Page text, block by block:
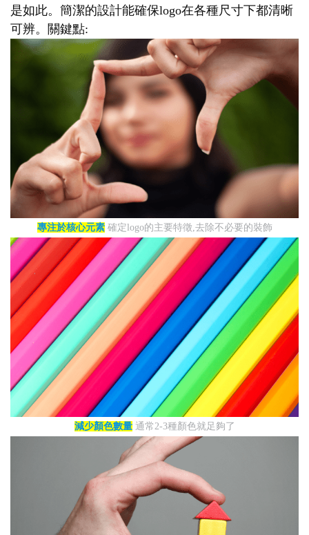
是如此。簡潔的設計能確保logo在各種尺寸下都清晰
可辨。關鍵點:
專注於核心元素確定logo的主要特徵,去除不必要的裝飾
減少顏色數量通常2-3種顏色就足夠了